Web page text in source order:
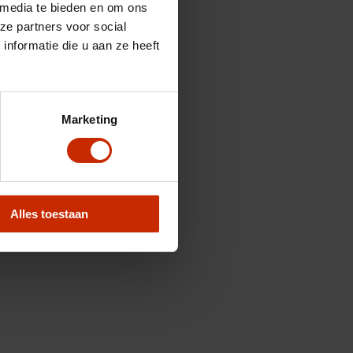
te bieden en om ons
partners voor social
die u aan ze heeft
Marketing
Alles toestaan